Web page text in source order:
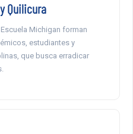
Quilicura
Michigan forman
estudiantes y
que busca erradicar